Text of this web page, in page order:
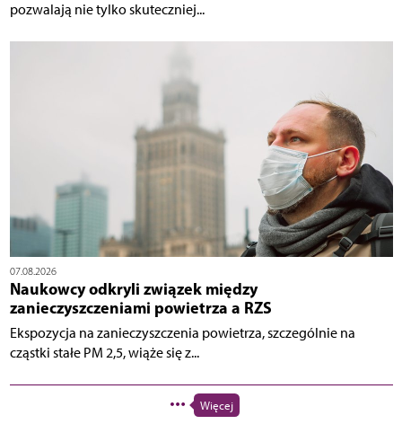
pozwalają nie tylko skuteczniej...
07.08.2026
Naukowcy odkryli związek między
zanieczyszczeniami powietrza a RZS
Ekspozycja na zanieczyszczenia powietrza, szczególnie na
cząstki stałe PM 2,5, wiąże się z...
Więcej